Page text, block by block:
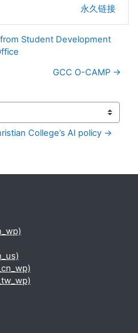
永久链接
Student Development
GCC O-CAMP →
College’s AI policy →